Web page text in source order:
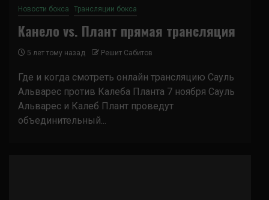
Новости бокса Трансляции бокса
Канело vs. Плант прямая трансляция
5 лет тому назад Решит Сабитов
Где и когда смотреть онлайн трансляцию Сауль
Альварес против Калеба Планта 7 ноября Сауль
Альварес и Калеб Плант проведут
объединительный...